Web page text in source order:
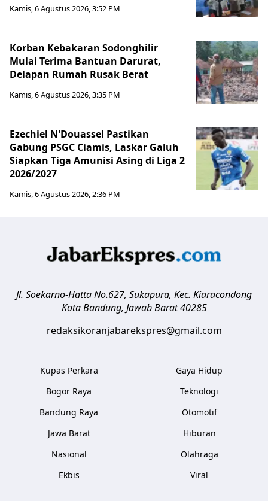
Kamis, 6 Agustus 2026, 3:52 PM
Korban Kebakaran Sodonghilir
Mulai Terima Bantuan Darurat,
Delapan Rumah Rusak Berat
Kamis, 6 Agustus 2026, 3:35 PM
Ezechiel N'Douassel Pastikan
Gabung PSGC Ciamis, Laskar Galuh
Siapkan Tiga Amunisi Asing di Liga 2
2026/2027
Kamis, 6 Agustus 2026, 2:36 PM
Jl. Soekarno-Hatta No.627, Sukapura, Kec. Kiaracondong
Kota Bandung, Jawab Barat 40285
redaksikoranjabarekspres@gmail.com
Kupas Perkara
Bogor Raya
Bandung Raya
Jawa Barat
Nasional
Ekbis
Gaya Hidup
Teknologi
Otomotif
Hiburan
Olahraga
Viral